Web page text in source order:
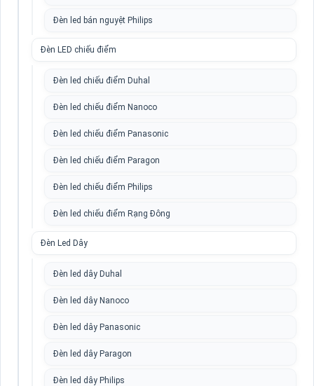
Đèn led bán nguyệt Philips
Đèn LED chiếu điểm
Đèn led chiếu điểm Duhal
Đèn led chiếu điểm Nanoco
Đèn led chiếu điểm Panasonic
Đèn led chiếu điểm Paragon
Đèn led chiếu điểm Philips
Đèn led chiếu điểm Rạng Đông
Đèn Led Dây
Đèn led dây Duhal
Đèn led dây Nanoco
Đèn led dây Panasonic
Đèn led dây Paragon
Đèn led dây Philips